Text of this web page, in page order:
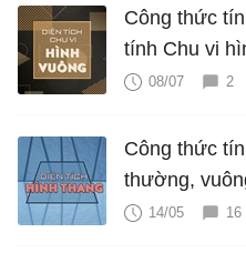
Công thức
tính Chu vi
08/07 2
Công thức
thường,
14/05 16